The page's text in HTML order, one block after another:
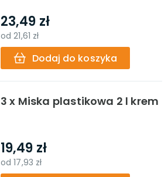
23,49 zł
od21,61 zł
Dodaj do koszyka
3 x Miska plastikowa 2 l krem
19,49 zł
od17,93 zł